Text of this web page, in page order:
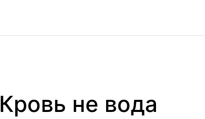
Кровь не вода